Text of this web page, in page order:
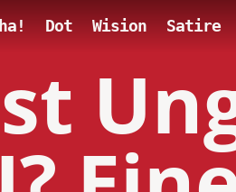
Dot Wision Satire